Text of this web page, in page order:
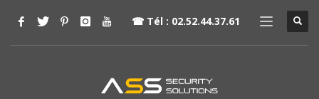
☎ Tél : 02.52.44.37.61